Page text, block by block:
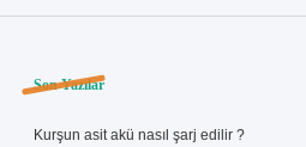
Sidebar
Son Yazılar
Kurşun asit akü nasıl şarj edilir ?